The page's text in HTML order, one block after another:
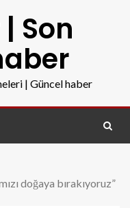
Son
| Güncel haber
doğaya bırakıyoruz”